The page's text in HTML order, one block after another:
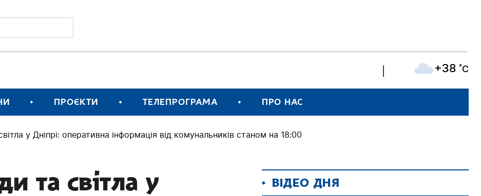
+38 ˚C
ПРОЄКТИ ТЕЛЕПРОГРАМА ПРО НАС
у Дніпрі: оперативна інформація від комунальників станом на 18:00
та світла у
ВІДЕО ДНЯ